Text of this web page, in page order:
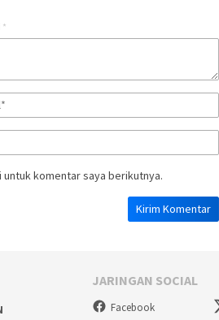
*
untuk komentar saya berikutnya.
JARINGAN SOCIAL
Facebook